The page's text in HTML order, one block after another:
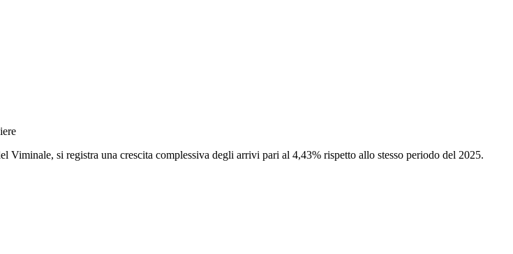
Viminale, si registra una crescita complessiva degli arrivi pari al 4,43% rispetto allo stesso periodo del 2025.